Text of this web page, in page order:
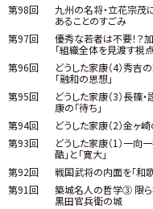
第98回
九州の名将・立花宗茂
あることのすごみ
第97回
優秀な若者は不要！？
「組織全体を見渡す視点
第96回
どうした家康（4）秀
「融和の思想」
第95回
どうした家康（3）長篠
康の「待ち」
第94回 どうした家康（2）金ヶ
第93回
どうした家康（1）一
酷」と「寛大」
第92回 戦国武将の内面を「和
第91回
築城名人の哲学③ 限
黒田官兵衛の城